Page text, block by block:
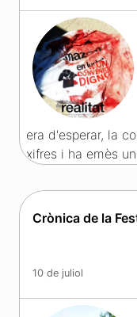
era d'esperar, la
xifres i ha emès
completa
mobilització són
informatiu, tant
Crònica de la
10 de juliol